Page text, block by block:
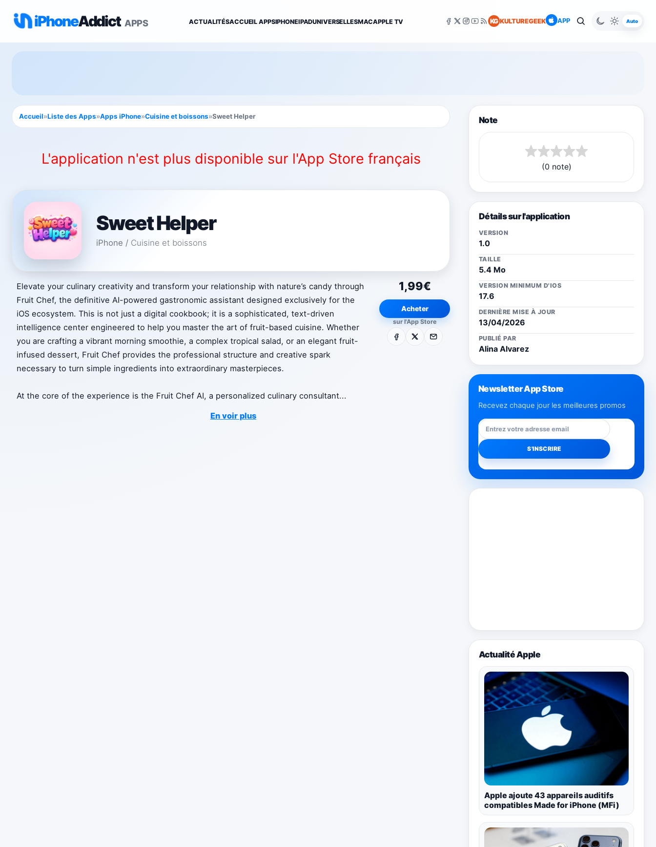
iPhoneAddict APPS ACTUALITÉSACCUEIL APPSIPHONEIPADUNIVERSELLESMACAPPLE TV KG KULTUREGEEK APP Auto
Accueil»Liste des Apps»Apps iPhone»Cuisine et boissons»Sweet Helper
L'application n'est plus disponible sur l'App Store français
Sweet Helper
iPhone / Cuisine et boissons
1,99€
Acheter
sur l'App Store
Facebook E-mail
Elevate your culinary creativity and transform your relationship with nature’s candy through
Fruit Chef, the definitive AI-powered gastronomic assistant designed exclusively for the
iOS ecosystem. This is not just a digital cookbook; it is a sophisticated, text-driven
intelligence center engineered to help you master the art of fruit-based cuisine. Whether
you are crafting a vibrant morning smoothie, a complex tropical salad, or an elegant fruit-
infused dessert, Fruit Chef provides the professional structure and creative spark
necessary to turn simple ingredients into extraordinary masterpieces.
At the core of the experience is the Fruit Chef AI, a personalized culinary consultant...
En voir plus
Note
(0 note)
Détails sur l'application
VERSION
1.0
TAILLE
5.4 Mo
VERSION MINIMUM D'IOS
17.6
DERNIÈRE MISE À JOUR
13/04/2026
PUBLIÉ PAR
Alina Alvarez
Newsletter App Store
Recevez chaque jour les meilleures promos
Actualité Apple
Apple ajoute 43 appareils auditifs
compatibles Made for iPhone (MFi)